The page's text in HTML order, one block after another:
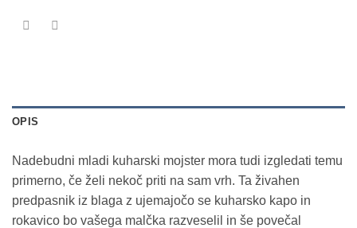
OPIS
Nadebudni mladi kuharski mojster mora tudi izgledati temu
primerno, če želi nekoč priti na sam vrh. Ta živahen
predpasnik iz blaga z ujemajočo se kuharsko kapo in
rokavico bo vašega malčka razveselil in še povečal